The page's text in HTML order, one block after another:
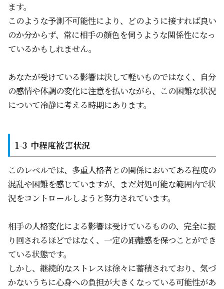
ます。
このような予測不可能性により、どのように接すれば良い
のか分からず、常に相手の顔色を伺うような関係性になっ
ているかもしれません。
あなたが受けている影響は決して軽いものではなく、自分
の感情や体調の変化に注意を払いながら、この困難な状況
について冷静に考える時期にあります。
中程度被害状況
このレベルでは、多重人格者との関係においてある程度の
混乱や困難を感じていますが、まだ対処可能な範囲内で状
況をコントロールしようと努力されています。
相手の人格変化による影響は受けているものの、完全に振
り回されるほどではなく、一定の距離感を保つことができ
ている状態です。
しかし、継続的なストレスは徐々に蓄積されており、気づ
かないうちに心身への負担が大きくなっている可能性があ